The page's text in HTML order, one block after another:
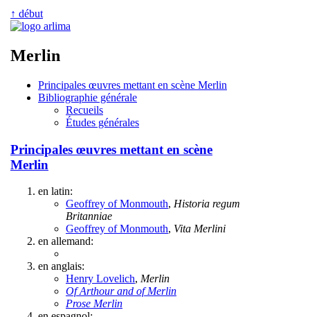
↑ début
Merlin
Principales œuvres mettant en scène Merlin
Bibliographie générale
Recueils
Études générales
Principales œuvres mettant en scène
Merlin
en latin:
Geoffrey of Monmouth, Historia regum
Britanniae
Geoffrey of Monmouth, Vita Merlini
en allemand:
en anglais:
Henry Lovelich, Merlin
Of Arthour and of Merlin
Prose Merlin